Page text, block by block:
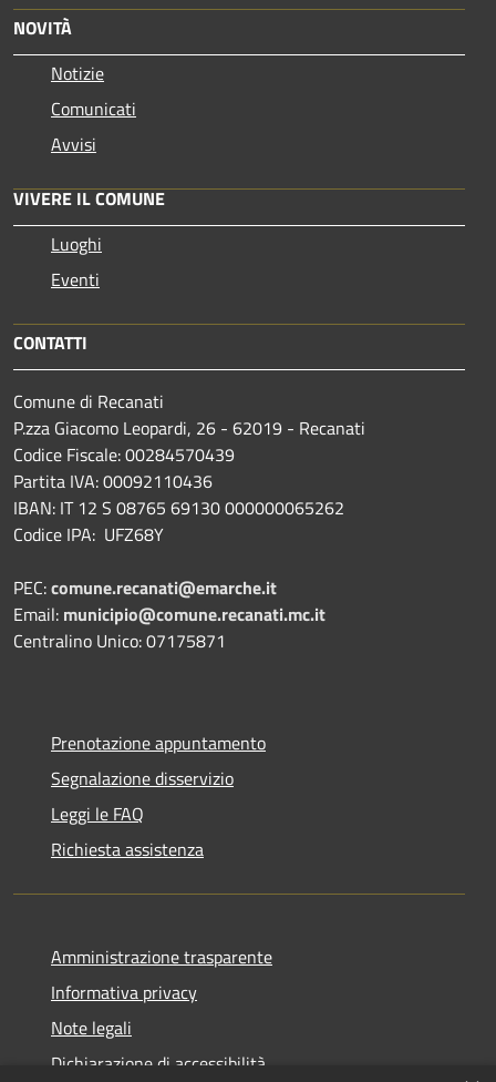
NOVITÀ
Notizie
Comunicati
Avvisi
VIVERE IL COMUNE
Luoghi
Eventi
CONTATTI
Comune di Recanati
P.zza Giacomo Leopardi, 26 - 62019 - Recanati
Codice Fiscale: 00284570439
Partita IVA: 00092110436
IBAN: IT 12 S 08765 69130 000000065262
Codice IPA: UFZ68Y
PEC:comune.recanati@emarche.it
Email: municipio@comune.recanati.mc.it
Centralino Unico: 07175871
Prenotazione appuntamento
Segnalazione disservizio
Leggi le FAQ
Richiesta assistenza
Amministrazione trasparente
Informativa privacy
Note legali
Dichiarazione di accessibilità